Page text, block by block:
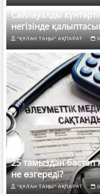
Сайлауалды
негізінде
"ҚҰЛАН ТАҢЫ" АҚПАРАТ.
25 тамыздан бастап
не өзгереді?
"ҚҰЛАН ТАҢЫ" АҚПАРАТ.